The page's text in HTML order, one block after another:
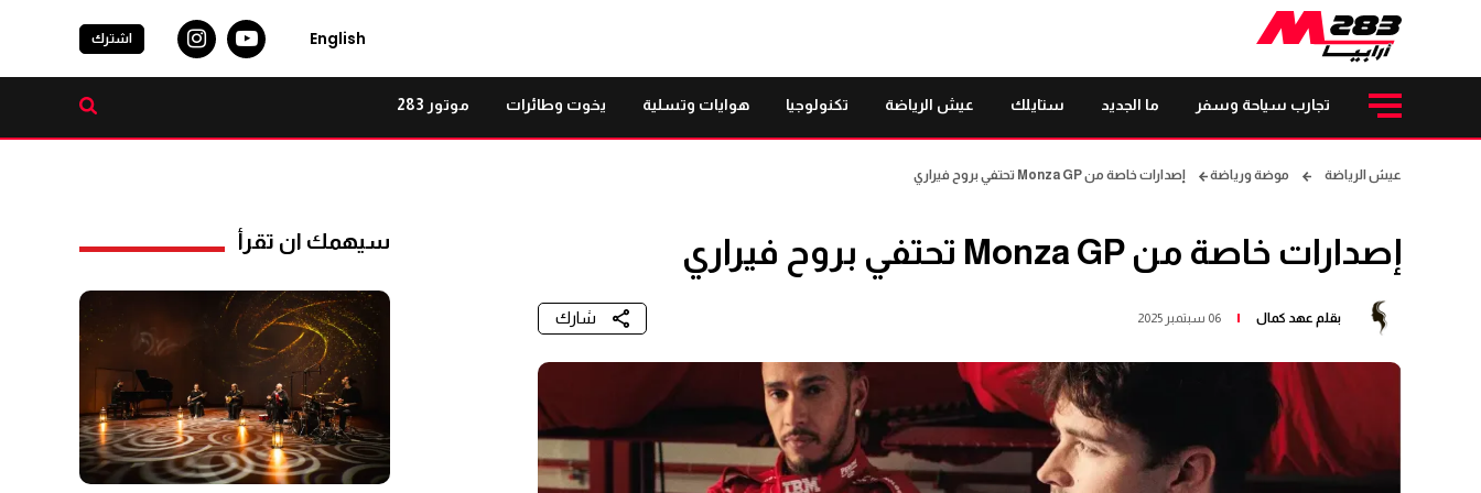
English اشترك
تجارب سياحة وسفر ما الجديد ستايلك عيش الرياضة تكنولوجيا هوايات وتسلية يخوت وطائرات موتور 283
عيش الرياضة موضة ورياضة إصدارات خاصة من Monza GP تحتفي بروح فيراري
إصدارات خاصة من Monza GP تحتفي بروح فيراري
بقلم عهد كمال 06 سبتمبر 2025 شارك
سيهمك ان تقرأ